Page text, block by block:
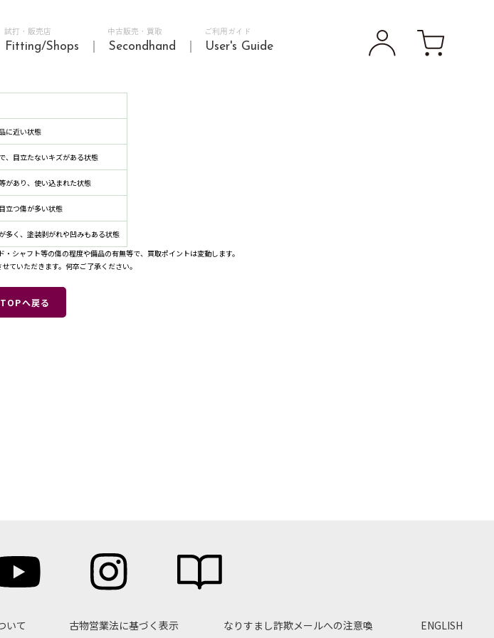
試打・販売店
Fitting/Shops
中古販売・買取
Secondhand
ご利用ガイド
User's Guide
に近い状態
、目立たないキズがある状態
があり、使い込まれた状態
立つ傷が多い状態
多く、塗装剥がれや凹みもある状態
シャフト等の傷の程度や備品の有無等で、買取ポイントは変動します。
ていただきます。何卒ご了承ください。
へ戻る
いて 古物営業法に基づく表示 なりすまし詐欺メールへの注意喚 ENGLISH